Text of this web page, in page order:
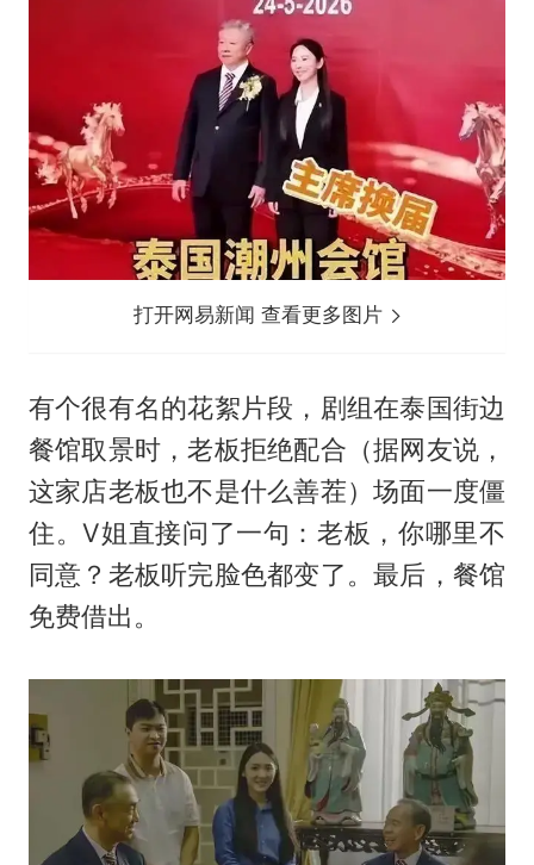
打开网易新闻 查看更多图片
有个很有名的花絮片段，剧组在泰国街边
餐馆取景时，老板拒绝配合（据网友说，
这家店老板也不是什么善茬）场面一度僵
住。V姐直接问了一句：老板，你哪里不
同意？老板听完脸色都变了。最后，餐馆
免费借出。